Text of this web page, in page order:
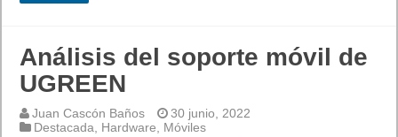
Análisis del soporte móvil de
UGREEN
Juan Cascón Baños
30 junio, 2022
Destacada, Hardware, Móviles